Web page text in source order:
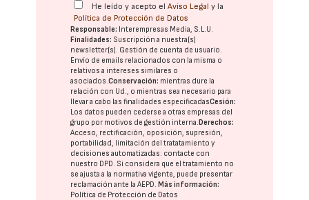
He leído y acepto elAviso Legal y la
Política de Protección de Datos
Responsable: Interempresas Media, S.L.U.
Finalidades: Suscripción a nuestra(s)
newsletter(s). Gestión de cuenta de usuario.
Envío de emails relacionados con la misma o
relativos a intereses similares o
asociados.Conservación: mientras dure la
relación con Ud., o mientras sea necesario para
llevar a cabo las finalidades especificadasCesión:
Los datos pueden cederse a otras empresas del
grupo por motivos de gestión interna.Derechos:
Acceso, rectificación, oposición, supresión,
portabilidad, limitación del tratatamiento y
decisiones automatizadas: contacte con
nuestro DPD. Si considera que el tratamiento no
se ajusta a la normativa vigente, puede presentar
reclamación ante laAEPD.Más información:
Política de Protección de Datos